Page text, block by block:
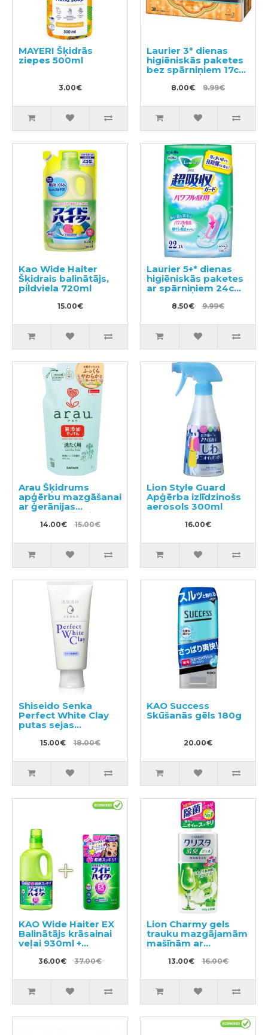
MAYERI Šķidrās
ziepes 500ml
3.00€
Laurier 3* dienas
higiēniskās paketes
bez spārniņiem 17cm
8.00€ 9.99€
Kao Wide Haiter
Šķidrais balinātājs,
pildviela 720ml
15.00€
Laurier 5+* dienas
higiēniskās paketes
ar spārniņiem 24cm
8.50€ 9.99€
Arau Šķidrums
apģērbu mazgāšanai
ar ģerānijas
aromātu, pildviela
1000ml14.00€ 15.00€
Lion Style Guard
Apģērba izlīdzinošs
aerosols 300ml
16.00€
Shiseido Senka
Perfect White Clay
putas sejas
mazgāšanai ar balto
mālu 120g
15.00€ 18.00€
KAO Success
Skūšanās gēls 180g
20.00€
KAO Wide Haiter EX
Balinātājs krāsainai
veļai 930ml +
pildviela 450ml
36.00€ 37.00€
Lion Charmy gels
trauku mazgājamām
mašīnām ar
citronmētras
aromātu 480g
13.00€ 16.00€